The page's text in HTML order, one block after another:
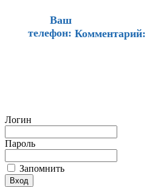
Ваш
телефон: Комментарий:
Логин
Пароль
Запомнить